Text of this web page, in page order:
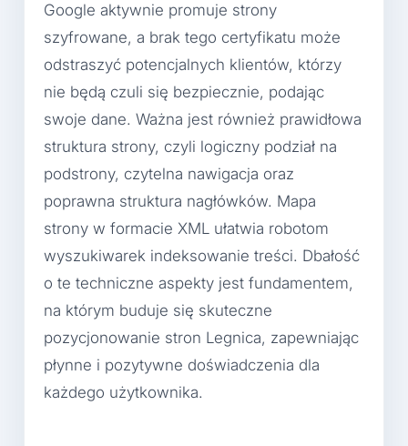
Google aktywnie promuje strony
szyfrowane, a brak tego certyfikatu może
odstraszyć potencjalnych klientów, którzy
nie będą czuli się bezpiecznie, podając
swoje dane. Ważna jest również prawidłowa
struktura strony, czyli logiczny podział na
podstrony, czytelna nawigacja oraz
poprawna struktura nagłówków. Mapa
strony w formacie XML ułatwia robotom
wyszukiwarek indeksowanie treści. Dbałość
o te techniczne aspekty jest fundamentem,
na którym buduje się skuteczne
pozycjonowanie stron Legnica, zapewniając
płynne i pozytywne doświadczenia dla
każdego użytkownika.